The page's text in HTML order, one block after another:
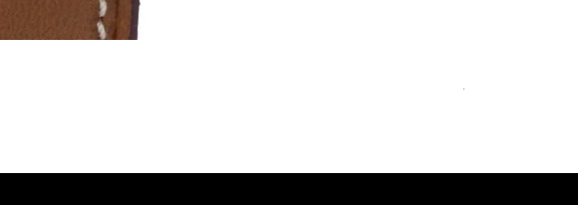
Preis
499,00 €